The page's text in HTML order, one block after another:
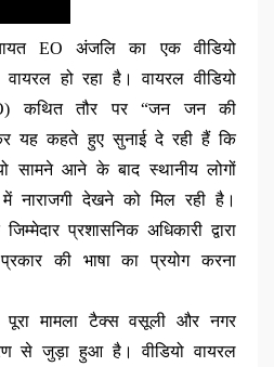
EO अंजलि का एक वीडियो
हो रहा है। वायरल वीडियो
कथित तौर पर “जन जन की
यह कहते हुए सुनाई दे रही हैं कि
सामने आने के बाद स्थानीय लोगों
नाराजगी देखने को मिल रही है।
प्रशासनिक अधिकारी द्वारा
की भाषा का प्रयोग करना
पूरा मामला टैक्स वसूली और नगर
से जुड़ा हुआ है। वीडियो वायरल